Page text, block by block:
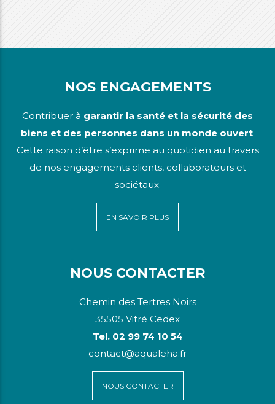
NOS ENGAGEMENTS
Contribuer à garantir la santé et la sécurité des
biens et des personnes dans un monde ouvert.
Cette raison d’être s’exprime au quotidien au travers
de nos engagements clients, collaborateurs et
sociétaux.
EN SAVOIR PLUS
NOUS CONTACTER
Chemin des Tertres Noirs
35505 Vitré Cedex
Tel. 02 99 74 10 54
contact@aqualeha.fr
NOUS CONTACTER